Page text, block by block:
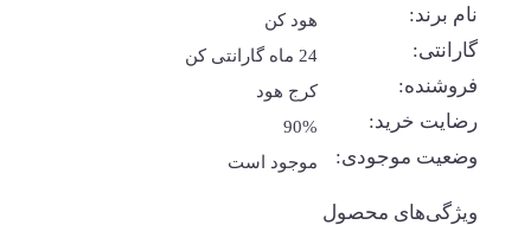
نام برند: هود کن
گارانتی: 24 ماه گارانتی کن
فروشنده: کرج هود
رضایت خرید: 90%
وضعیت موجودی: موجود است
ویژگی‌های محصول